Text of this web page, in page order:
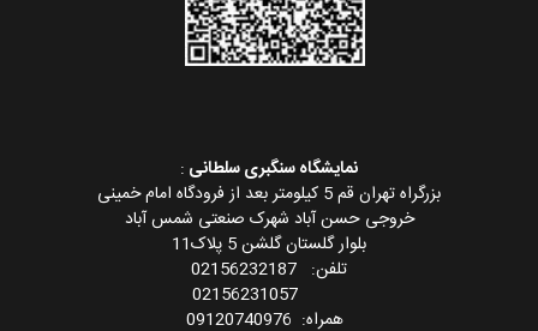
نمایشگاه سنگبری سلطانی :
بزرگراه تهران قم 5 کیلومتر بعد از فرودگاه امام خمینی
خروجی حسن آباد شهرک صنعتی شمس آباد
بلوار گلستان گلشن 5 پلاک11
تلفن: 02156232187
همراه: 09120740976